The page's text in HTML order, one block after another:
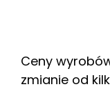
Ceny
zmianie od